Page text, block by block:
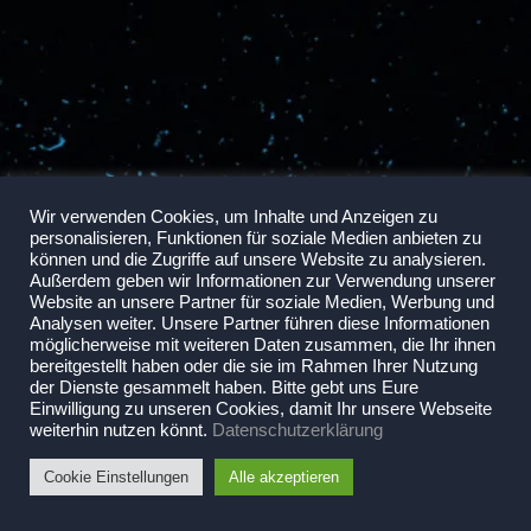
Wir verwenden Cookies, um Inhalte und Anzeigen zu
personalisieren, Funktionen für soziale Medien anbieten zu
können und die Zugriffe auf unsere Website zu analysieren.
Außerdem geben wir Informationen zur Verwendung unserer
Website an unsere Partner für soziale Medien, Werbung und
Analysen weiter. Unsere Partner führen diese Informationen
möglicherweise mit weiteren Daten zusammen, die Ihr ihnen
bereitgestellt haben oder die sie im Rahmen Ihrer Nutzung
der Dienste gesammelt haben. Bitte gebt uns Eure
Einwilligung zu unseren Cookies, damit Ihr unsere Webseite
weiterhin nutzen könnt. Datenschutzerklärung
Cookie Einstellungen Alle akzeptieren